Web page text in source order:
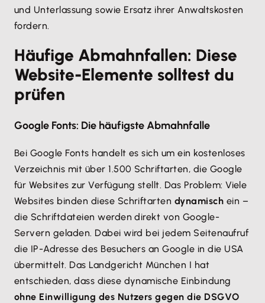
und Unterlassung sowie Ersatz ihrer Anwaltskosten
fordern.
Häufige Abmahnfallen: Diese
Website-Elemente solltest du
prüfen
Google Fonts: Die häufigste Abmahnfalle
Bei Google Fonts handelt es sich um ein kostenloses
Verzeichnis mit über 1.500 Schriftarten, die Google
für Websites zur Verfügung stellt. Das Problem: Viele
Websites binden diese Schriftarten dynamisch ein –
die Schriftdateien werden direkt von Google-
Servern geladen. Dabei wird bei jedem Seitenaufruf
die IP-Adresse des Besuchers an Google in die USA
übermittelt. Das Landgericht München I hat
entschieden, dass diese dynamische Einbindung
ohne Einwilligung des Nutzers gegen die DSGVO